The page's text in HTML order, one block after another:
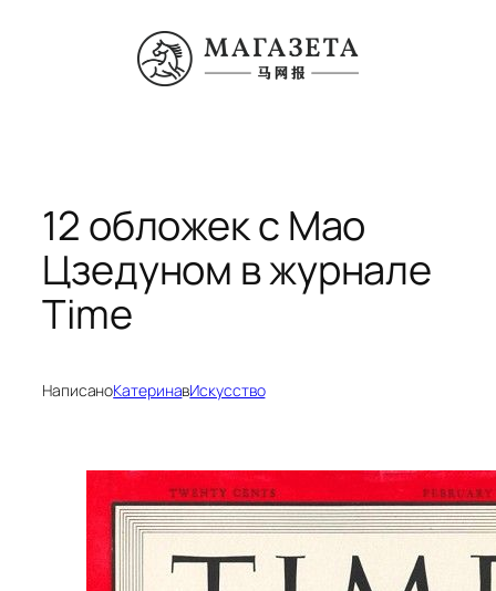
содержимому
12 обложек с Мао
Цзедуном в журнале
Time
НаписаноКатеринавИскусство